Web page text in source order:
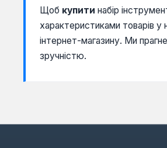
Щоб купити набір
характеристиками товарів
інтернет-магазину. Ми
зручністю.